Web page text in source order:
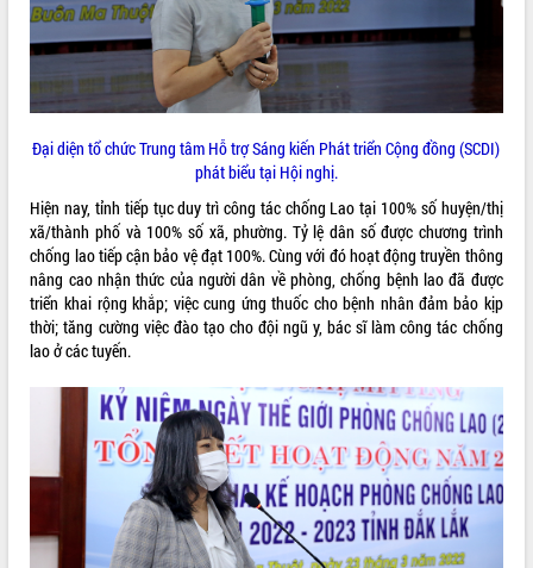
Lễ truy tặng danh hiệu “Bà Mẹ Việt
Nam Anh hùng” và trao Huân chương
Lao động
UBND tỉnh Đắk Lắk triển khai nhiệm
vụ 6 tháng cuối năm 2026
Kỳ họp thứ Hai, Hội đồng nhân dân
tỉnh khóa XI quyết nghị nhiều nội dung
quan trọng
Triết thăm, tặng quà người có công với
cách mạng
Rà soát, hoàn thiện hệ thống thiết chế
văn hóa, thể thao đáp ứng yêu cầu
phát triển mới
Thường trực HĐND tỉnh Đắk Lắk gặp
mặt Đoàn chuyên gia y tế TP. Hồ Chí
ALBUM ẢNH
Đại diện tổ chức Trung tâm Hỗ trợ Sáng kiến Phát triển Cộng đồng (SCDI)
phát biểu tại Hội nghị.
Hiện nay, tỉnh tiếp tục duy trì công tác chống Lao tại 100% số huyện/thị
xã/thành phố và 100% số xã, phường. Tỷ lệ dân số được chương trình
chống lao tiếp cận bảo vệ đạt 100%. Cùng với đó hoạt động truyền thông
nâng cao nhận thức của người dân về phòng, chống bệnh lao đã được
triển khai rộng khắp; việc cung ứng thuốc cho bệnh nhân đảm bảo kịp
thời; tăng cường việc đào tạo cho đội ngũ y, bác sĩ làm công tác chống
lao ở các tuyến.